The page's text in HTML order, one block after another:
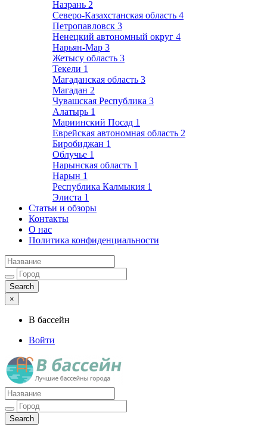
Назрань 2
Северо-Казахстанская область 4
Петропавловск 3
Ненецкий автономный округ 4
Нарьян-Мар 3
Жетысу область 3
Текели 1
Магаданская область 3
Магадан 2
Чувашская Республика 3
Алатырь 1
Мариинский Посад 1
Еврейская автономная область 2
Биробиджан 1
Облучье 1
Нарынская область 1
Нарын 1
Республика Калмыкия 1
Элиста 1
Статьи и обзоры
Контакты
О нас
Политика конфиденциальности
×
В бассейн
Войти
Лучшие бассейны города